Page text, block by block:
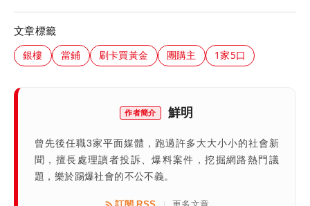
文章標籤
銀樓 當鋪 刷卡買黃金 團購主 1家5口
作者簡介 鮮明
曾先後任職3家平面媒體，跑過許多大大小小的社會新
聞，擅長處理讀者投訴、爆料案件，挖掘網路熱門議
題，樂於踢爆社會的不公不義。